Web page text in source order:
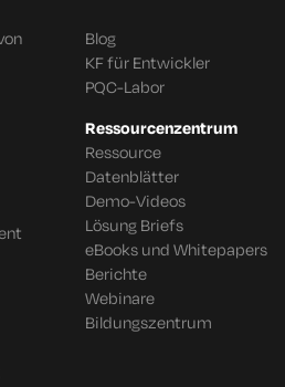
Blog
KF für Entwickler
PQC-Labor
Ressourcenzentrum
Ressource
Datenblätter
Demo-Videos
Lösung Briefs
eBooks und Whitepapers
Berichte
Webinare
Bildungszentrum